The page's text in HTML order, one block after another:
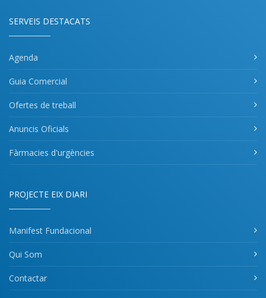
SERVEIS DESTACATS
Agenda
Guia Comercial
Ofertes de treball
Anuncis Oficials
Fàrmacies d'urgències
PROJECTE EIX DIARI
Manifest Fundacional
Qui Som
Contactar